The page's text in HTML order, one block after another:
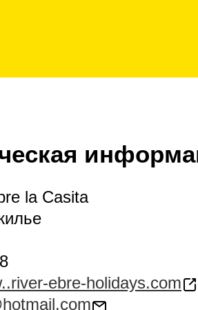
la Casita
ebre-holidays.com